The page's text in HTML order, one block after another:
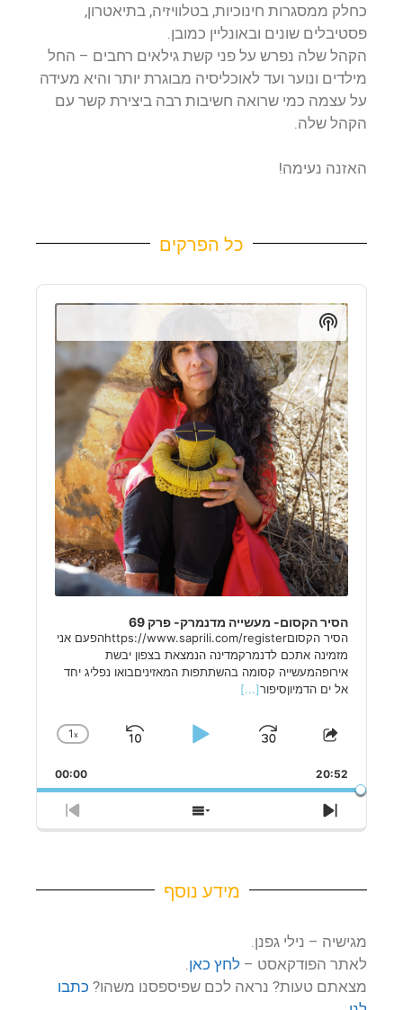
כחלק ממסגרות חינוכיות, בטלוויזיה, בתיאטרון,
פסטיבלים שונים ובאונליין כמובן.
הקהל שלה נפרש על פני קשת גילאים רחבים – החל
מילדים ונוער ועד לאוכליסיה מבוגרת יותר והיא מעידה
על עצמה כמי שרואה חשיבות רבה ביצירת קשר עם
הקהל שלה.
האזנה נעימה!
כל הפרקים
Audio
Player
הסיר הקסום- מעשייה מדנמרק- פרק 69
הסיר הקסוםhttps://www.saprili.com/registerהפעם אני
מזמינה אתכם לדנמרקמדינה הנמצאת בצפון יבשת
אירופהמעשייה קסומה בהשתתפות המאזיניםבואו נפליג יחד
אל ים הדמיוןסיפור[...]
Change
Rate
1x
Skip
Backward
PlayJump
Share
Episode
00:00 20:52
Previous
Episode
Show
Episodes
Next
Episode
Show
Podcast
Information
מידע נוסף
מגישיה – נילי גפנן.
לאתר הפודקאסט – לחץ כאן
מצאתם טעות? נראה לכם שפיספסנו משהו? כתבו